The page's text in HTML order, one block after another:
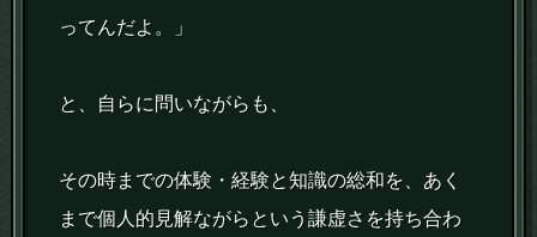
ってんだよ。」
と、自らに問いながらも、
その時までの体験・経験と知識の総和を、あく
まで個人的見解ながらという謙虚さを持ち合わ